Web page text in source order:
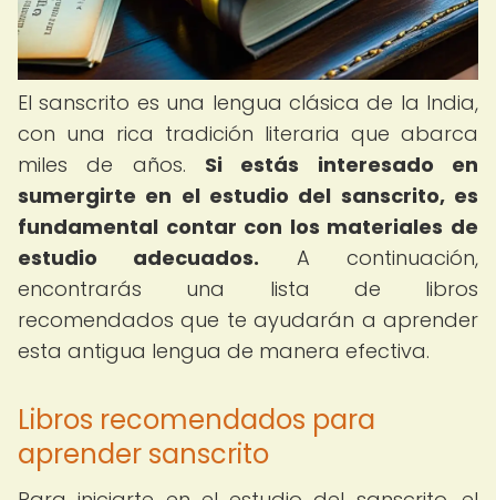
El sanscrito es una lengua clásica de la India,
con una rica tradición literaria que abarca
miles de años. Si estás interesado en
sumergirte en el estudio del sanscrito, es
fundamental contar con los materiales de
estudio adecuados. A continuación,
encontrarás una lista de libros
recomendados que te ayudarán a aprender
esta antigua lengua de manera efectiva.
Libros recomendados para
aprender sanscrito